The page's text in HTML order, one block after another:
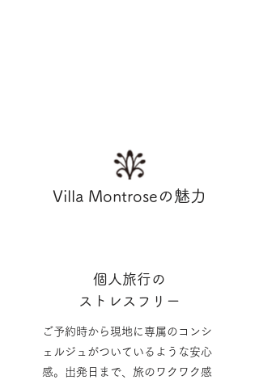
Villa Montroseの魅力
個人旅行の
ストレスフリー
ご予約時から現地に専属のコンシ
ェルジュがついているような安心
感。出発日まで、旅のワクワク感